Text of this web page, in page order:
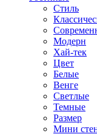
Стиль
Модерн
Хай-тек
Цвет
Белые
Венге
Светлые
Темные
Размер
Мини